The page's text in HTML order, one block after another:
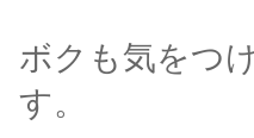
ボクも気をつ
す。